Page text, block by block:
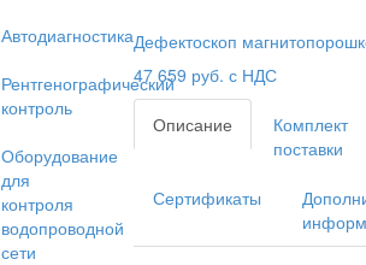
Автодиагностика
Рентгенографический
контроль
Оборудование
для
контроля
водопроводной
сети
Дефектоскоп
47 659 руб. с НДС
Описание
Комплект
поставки
Сертификаты